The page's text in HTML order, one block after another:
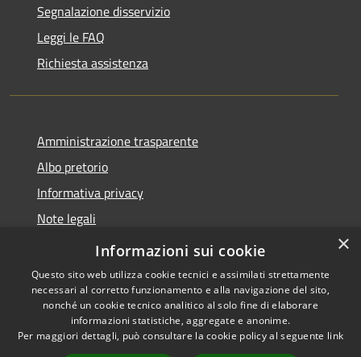
Segnalazione disservizio
Leggi le FAQ
Richiesta assistenza
Amministrazione trasparente
Albo pretorio
Informativa privacy
Note legali
Dichiarazione di accessibilità
Accessibilità
Copyright © 2026 • Comune di
Cencenighe Agordino •
×
Informazioni sui cookie
Questo sito web utilizza cookie tecnici e assimilati strettamente
necessari al corretto funzionamento e alla navigazione del sito,
nonché un cookie tecnico analitico al solo fine di elaborare
informazioni statistiche, aggregate e anonime.
Per maggiori dettagli, può consultare la cookie policy al seguente link